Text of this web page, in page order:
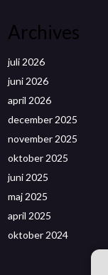
Archives
juli 2026
juni 2026
april 2026
december 2025
november 2025
oktober 2025
juni 2025
maj 2025
april 2025
oktober 2024